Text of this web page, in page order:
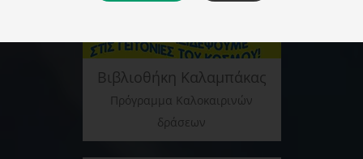
Βιβλιοθήκη Καλαμπάκας
Πρόγραμμα Καλοκαιρινών
δράσεων